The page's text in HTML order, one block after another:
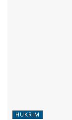
HUKRIM